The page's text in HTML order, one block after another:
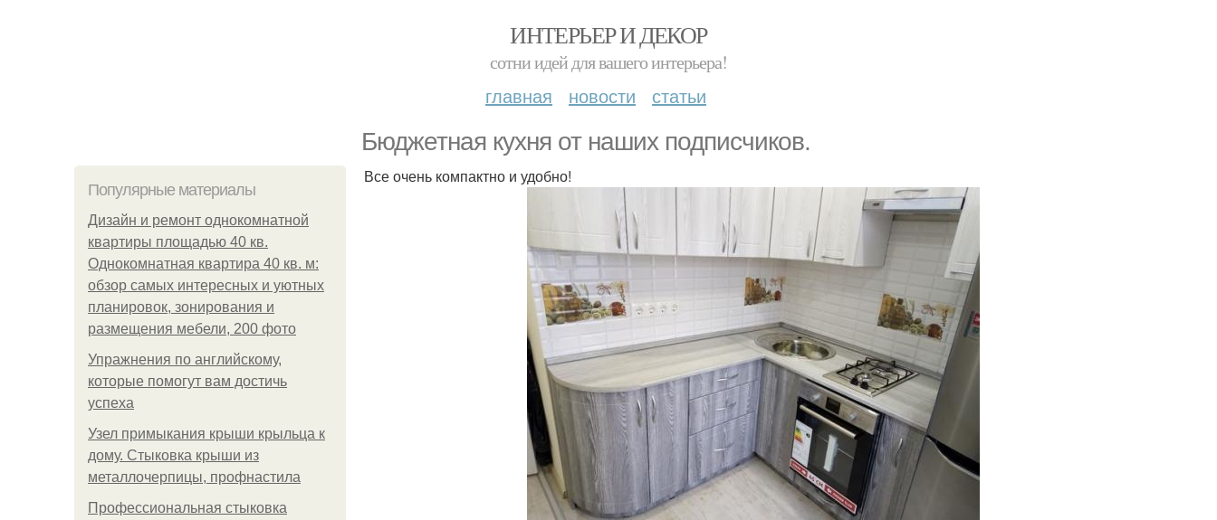
ИНТЕРЬЕР И ДЕКОР
сотни идей для вашего интерьера!
главная новости статьи
Бюджетная кухня от наших подписчиков.
Популярные материалы
Дизайн и ремонт однокомнатной
квартиры площадью 40 кв.
Однокомнатная квартира 40 кв. м:
обзор самых интересных и уютных
планировок, зонирования и
размещения мебели, 200 фото
Упражнения по английскому,
которые помогут вам достичь
успеха
Узел примыкания крыши крыльца к
дому. Стыковка крыши из
металлочерпицы, профнастила
Профессиональная стыковка
Все очень компактно и удобно!